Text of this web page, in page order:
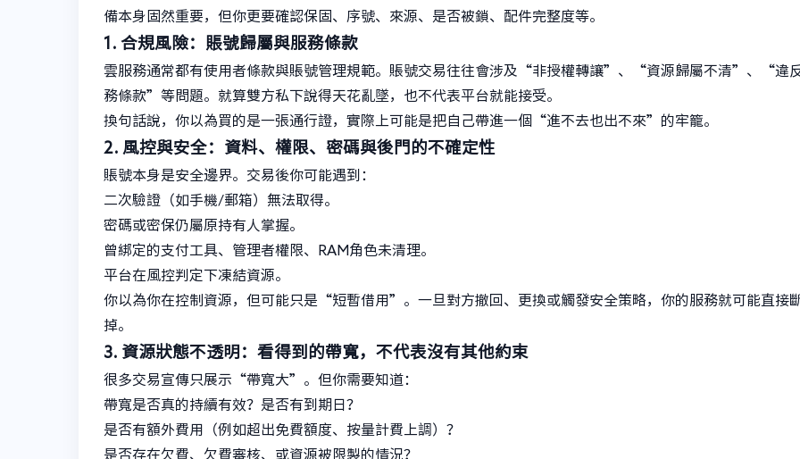
備本身固然重要，但你更要確認保固、序號、來源、是否被鎖、配件完整度等。
1. 合規風險：賬號歸屬與服務條款
雲服務通常都有使用者條款與賬號管理規範。賬號交易往往會涉及“非授權轉讓”、“資源歸屬不清”、“違
務條款”等問題。就算雙方私下說得天花亂墜，也不代表平台就能接受。
換句話說，你以為買的是一張通行證，實際上可能是把自己帶進一個“進不去也出不來”的牢籠。
2. 風控與安全：資料、權限、密碼與後門的不確定性
賬號本身是安全邊界。交易後你可能遇到：
二次驗證（如手機/郵箱）無法取得。
密碼或密保仍屬原持有人掌握。
曾綁定的支付工具、管理者權限、RAM角色未清理。
平台在風控判定下凍結資源。
你以為你在控制資源，但可能只是“短暫借用”。一旦對方撤回、更換或觸發安全策略，你的服務就可能直接
掉。
3. 資源狀態不透明：看得到的帶寬，不代表沒有其他約束
很多交易宣傳只展示“帶寬大”。但你需要知道：
帶寬是否真的持續有效？是否有到期日？
是否有額外費用（例如超出免費額度、按量計費上調）？
是否存在欠費、欠費審核、或資源被限製的情況？